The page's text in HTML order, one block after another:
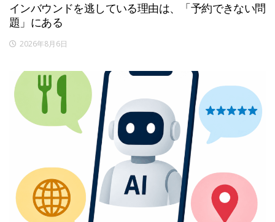
インバウンドを逃している理由は、「予約できない問
題」にある
2026年8月6日